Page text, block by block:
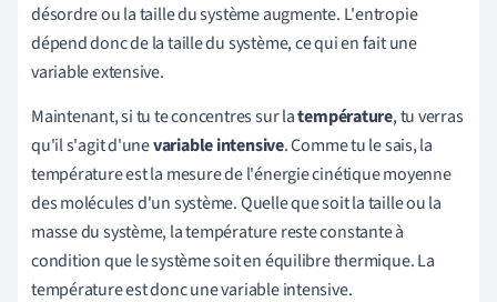
désordre ou la taille du système augmente. L'entropie
dépend donc de la taille du système, ce qui en fait une
variable extensive.
Maintenant, si tu te concentres sur latempérature, tu verras
qu'il s'agit d'unevariable intensive. Comme tu le sais, la
température est la mesure de l'énergie cinétique moyenne
des molécules d'un système. Quelle que soit la taille ou la
masse du système, la température reste constante à
condition que le système soit en équilibre thermique. La
température est donc une variable intensive.